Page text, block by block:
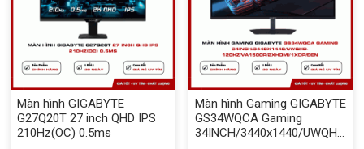
Màn hình GIGABYTE
G27Q20T 27 inch QHD IPS
210Hz(OC) 0.5ms
Màn hình Gaming GIGABYTE
GS34WQCA Gaming
34INCH/3440x1440/UWQHD-